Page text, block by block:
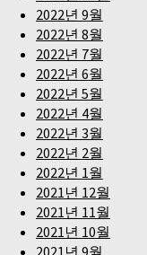
2022년 9월
2022년 8월
2022년 7월
2022년 6월
2022년 5월
2022년 4월
2022년 3월
2022년 2월
2022년 1월
2021년 12월
2021년 11월
2021년 10월